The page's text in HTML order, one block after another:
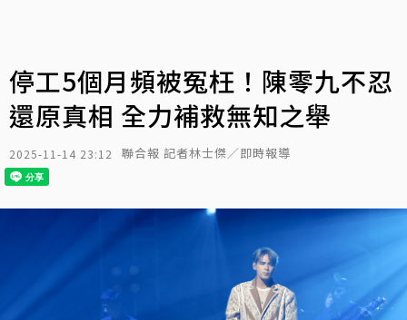
停工5個月頻被冤枉！陳零九不忍
還原真相 全力補救無知之舉
2025-11-14 23:12 聯合報 記者林士傑／即時報導